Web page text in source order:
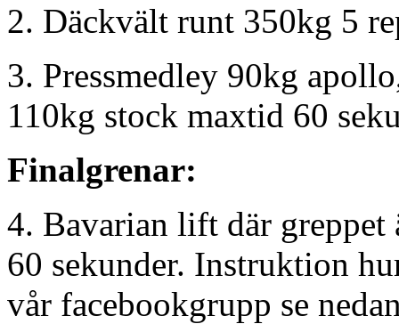
2. Däckvält runt 350kg 5
3. Pressmedley 90kg
110kg stock maxtid 60
Finalgrenar:
4. Bavarian lift där greppet
60 sekunder. Instruktion
vår facebookgrupp se